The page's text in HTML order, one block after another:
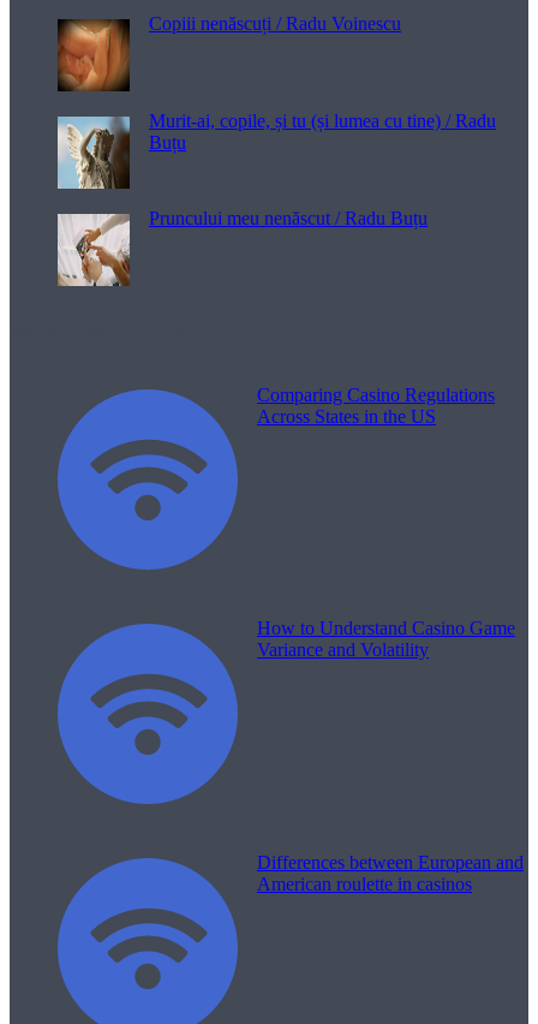
Copiii nenăscuți / Radu Voinescu
Murit-ai, copile, și tu (și lumea cu tine) / Radu
Buțu
Pruncului meu nenăscut / Radu Buțu
Comparing Casino Regulations
Across States in the US
How to Understand Casino Game
Variance and Volatility
Differences between European and
American roulette in casinos